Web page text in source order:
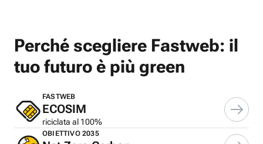
Perché scegliere Fastweb: il
tuo futuro è più green
FASTWEB
ECOSIM
riciclata al 100%
OBIETTIVO 2035